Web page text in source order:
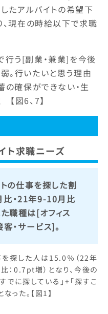
たアルバイトの希望下
現在の時給以下で求職
う[副業・兼業]を今後
。行いたいと思う理由
の確保ができない・生
図6、7】
求職ニーズ
の仕事を探した割
・21年9-10月比
職種は[オフィス
・サービス]。
探した人は15.0％（22年
0.7pt増）となり、今後の
でに探している」+「探すこ
った。【図1】